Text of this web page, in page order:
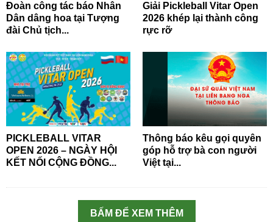
Đoàn công tác báo Nhân
Dân dâng hoa tại Tượng
đài Chủ tịch...
Giải Pickleball Vitar Open
2026 khép lại thành công
rực rỡ
PICKLEBALL VITAR
OPEN 2026 – NGÀY HỘI
KẾT NỐI CỘNG ĐỒNG...
Thông báo kêu gọi quyên
góp hỗ trợ bà con người
Việt tại...
BẤM ĐỂ XEM THÊM